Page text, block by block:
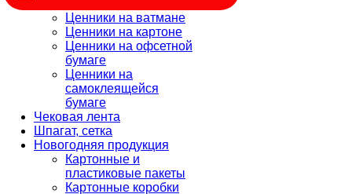
Ценники на ватмане
Ценники на картоне
Ценники на офсетной
бумаге
Ценники на
самоклеящейся
бумаге
Чековая лента
Шпагат, сетка
Новогодняя продукция
Картонные и
пластиковые пакеты
Картонные коробки